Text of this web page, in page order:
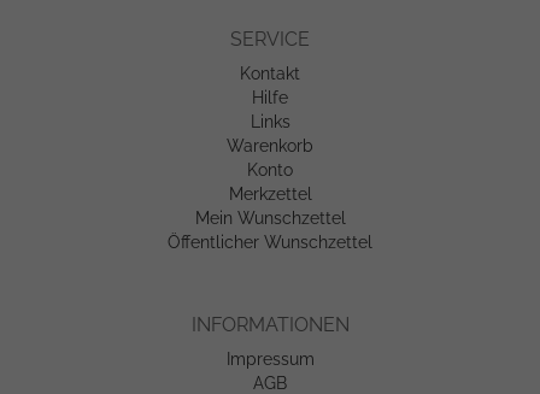
SERVICE
Kontakt
Hilfe
Links
Warenkorb
Konto
Merkzettel
Mein Wunschzettel
Öffentlicher Wunschzettel
INFORMATIONEN
Impressum
AGB